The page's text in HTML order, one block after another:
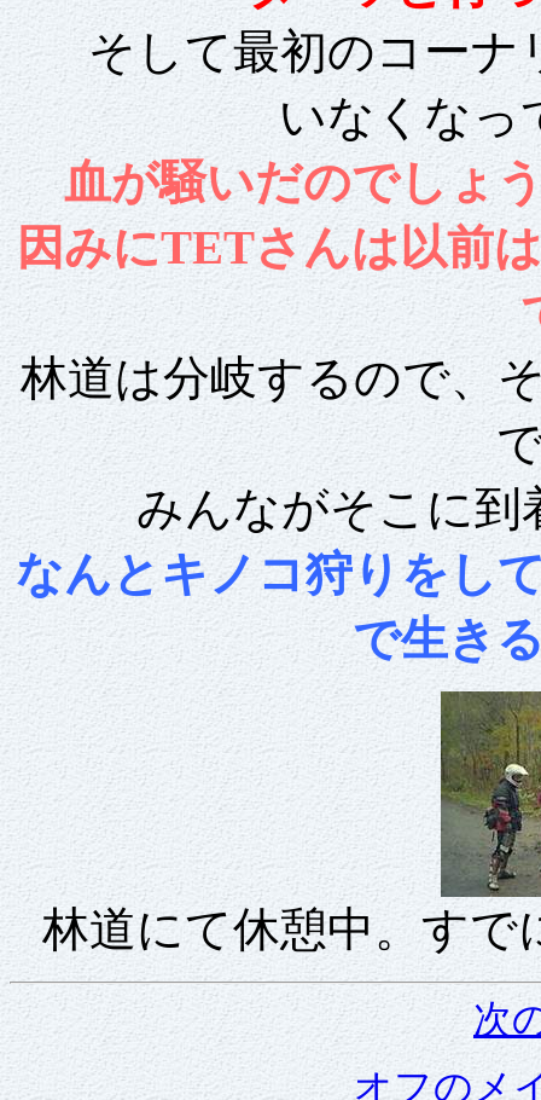
そして最初のコーナ
いなくなっ
血が騒いだのでしょ
因みにTETさんは以前
林道は分岐するので、
みんながそこに到
なんとキノコ狩りをし
で生き
林道にて休憩中。す
次
オフのメ